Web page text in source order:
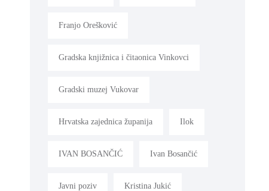
Franjo Orešković
Gradska knjižnica i čitaonica Vinkovci
Gradski muzej Vukovar
Hrvatska zajednica županija Ilok
IVAN BOSANČIĆ Ivan Bosančić
Javni poziv Kristina Jukić